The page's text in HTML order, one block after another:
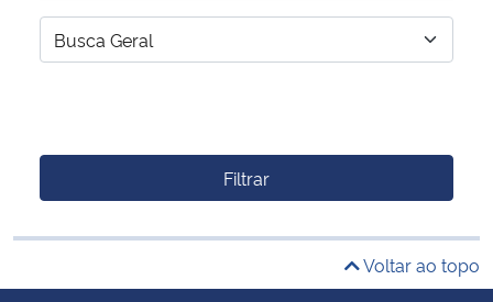
Filtrar
Voltar ao topo